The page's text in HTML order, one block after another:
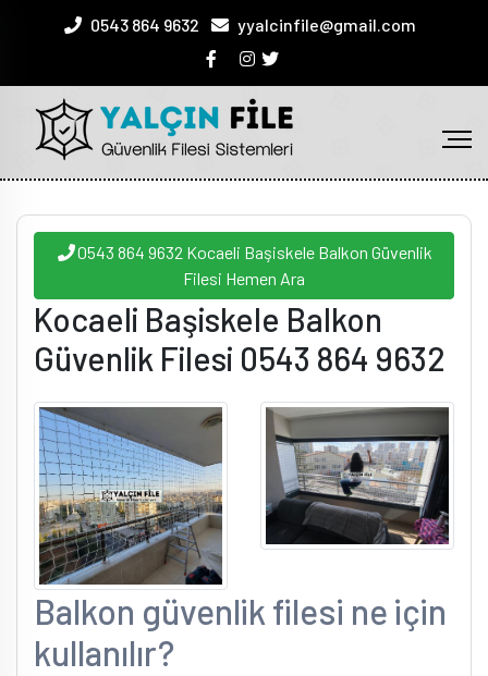
0543 864 9632 yyalcinfile@gmail.com
0543 864 9632 Kocaeli Başiskele Balkon Güvenlik
Filesi Hemen Ara
Kocaeli Başiskele Balkon
Güvenlik Filesi 0543 864 9632
Balkon güvenlik filesi ne için
kullanılır?